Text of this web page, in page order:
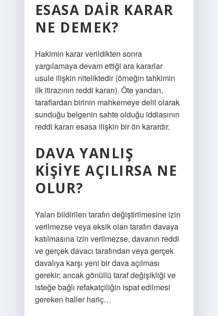
ESASA DAIR KARAR
NE DEMEK?
Hakimin karar verildikten sonra
yargılamaya devam ettiği ara kararlar
usule ilişkin niteliktedir (örneğin tahkimin
ilk itirazının reddi kararı). Öte yandan,
taraflardan birinin mahkemeye delil olarak
sunduğu belgenin sahte olduğu iddiasının
reddi kararı esasa ilişkin bir ön karardır.
DAVA YANLIŞ
KIŞIYE AÇILIRSA NE
OLUR?
Yalan bildirilen tarafın değiştirilmesine izin
verilmezse veya eksik olan tarafın davaya
katılmasına izin verilmezse, davanın reddi
ve gerçek davacı tarafından veya gerçek
davalıya karşı yeni bir dava açılması
gerekir; ancak gönüllü taraf değişikliği ve
isteğe bağlı refakatçiliğin ispat edilmesi
gereken haller hariç…